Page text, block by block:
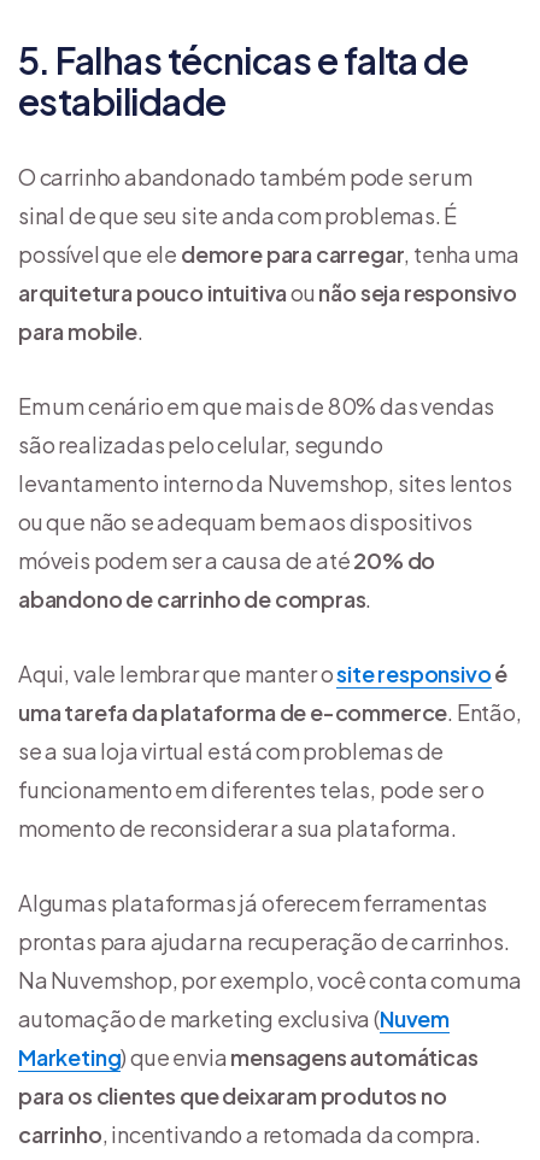
5. Falhas técnicas e falta de
estabilidade
O carrinho abandonado também pode ser um
sinal de que seu site anda com problemas. É
possível que ele demore para carregar, tenha uma
arquitetura pouco intuitivaou não seja responsivo
para mobile.
Em um cenário em que mais de 80% das vendas
são realizadas pelo celular, segundo
levantamento interno da Nuvemshop, sites lentos
ou que não se adequam bem aos dispositivos
móveis podem ser a causa de até20% do
abandono de carrinho de compras.
Aqui, vale lembrar que manter osite responsivoé
uma tarefa da plataforma de e-commerce. Então,
se a sua loja virtual está com problemas de
funcionamento em diferentes telas, pode ser o
momento de reconsiderar a sua plataforma.
Algumas plataformas já oferecem ferramentas
prontas para ajudar na recuperação de carrinhos.
Na Nuvemshop, por exemplo, você conta com uma
automação de marketing exclusiva (Nuvem
Marketing) que envia mensagens automáticas
para os clientes que deixaram produtos no
carrinho, incentivando a retomada da compra.